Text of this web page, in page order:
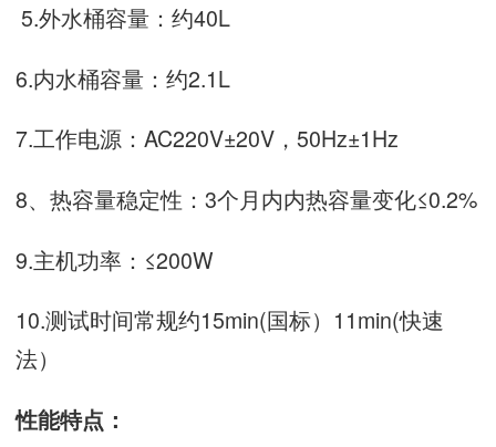
5.外水桶容量：约40L
6.内水桶容量：约2.1L
7.工作电源：AC220V±20V，50Hz±1Hz
8、热容量稳定性：3个月内内热容量变化≤0.2%
9.主机功率：≤200W
10.测试时间常规约15min(国标）11min(快速
法）
性能特点：